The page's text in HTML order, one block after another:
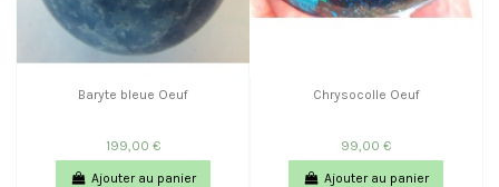
Baryte bleue Oeuf
199,00 €
Ajouter au panier
Chrysocolle Oeuf
99,00 €
Ajouter au panier